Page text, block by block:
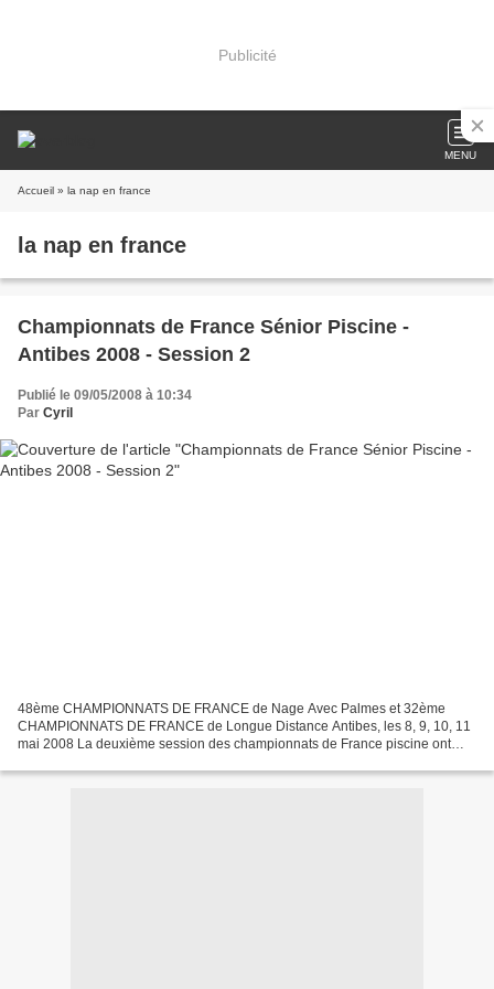
Publicité
MENU
Accueil » la nap en france
la nap en france
Championnats de France Sénior Piscine -
Antibes 2008 - Session 2
Publié le 09/05/2008 à 10:34
Par Cyril
48ème CHAMPIONNATS DE FRANCE de Nage Avec Palmes et 32ème
CHAMPIONNATS DE FRANCE de Longue Distance Antibes, les 8, 9, 10, 11
mai 2008 La deuxième session des championnats de France piscine ont